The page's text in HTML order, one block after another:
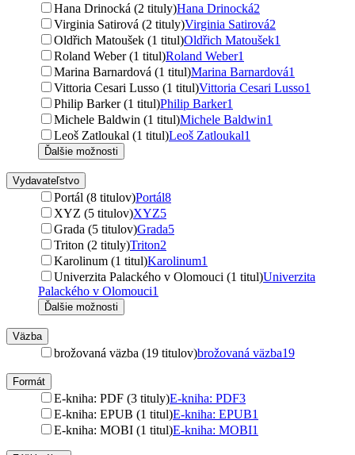
Hana Drinocká (2 tituly)Hana Drinocká2
Virginia Satirová (2 tituly)Virginia Satirová2
Oldřich Matoušek (1 titul)Oldřich Matoušek1
Roland Weber (1 titul)Roland Weber1
Marina Barnardová (1 titul)Marina Barnardová1
Vittoria Cesari Lusso (1 titul)Vittoria Cesari Lusso1
Philip Barker (1 titul)Philip Barker1
Michele Baldwin (1 titul)Michele Baldwin1
Leoš Zatloukal (1 titul)Leoš Zatloukal1
Ďalšie možnosti
Vydavateľstvo
Portál (8 titulov)Portál8
XYZ (5 titulov)XYZ5
Grada (5 titulov)Grada5
Triton (2 tituly)Triton2
Karolinum (1 titul)Karolinum1
Univerzita Palackého v Olomouci (1 titul)Univerzita
Palackého v Olomouci1
Ďalšie možnosti
Väzba
brožovaná väzba (19 titulov)brožovaná väzba19
Formát
E-kniha: PDF (3 tituly)E-kniha: PDF3
E-kniha: EPUB (1 titul)E-kniha: EPUB1
E-kniha: MOBI (1 titul)E-kniha: MOBI1